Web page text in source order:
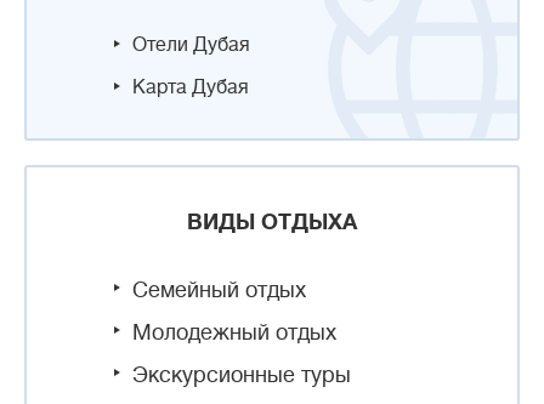
Отели Дубая
Карта Дубая
ВИДЫ ОТДЫХА
Семейный отдых
Молодежный отдых
Экскурсионные туры